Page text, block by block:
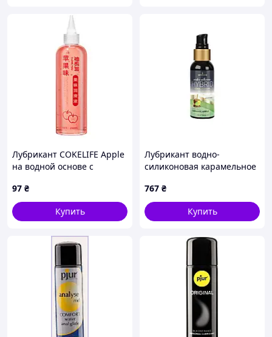
Лубрикант COKELIFE Apple
на водной основе с
97 ₴
Купить
Лубрикант водно-
силиконовая карамельное
767 ₴
Купить